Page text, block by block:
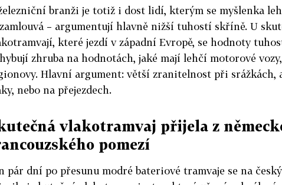
branži je totiž i dost lidí, kterým se myšlenka
– argumentují hlavně nižší tuhostí skříně. U
které jezdí v západní Evropě, se hodnoty
zhruba na hodnotách, jaké mají lehčí motorové
Hlavní argument: větší zranitelnost při srážkách,
nebo na přejezdech.
vlakotramvaj přijela z
pomezí
pár dní po přesunu modré bateriové tramvaje se na